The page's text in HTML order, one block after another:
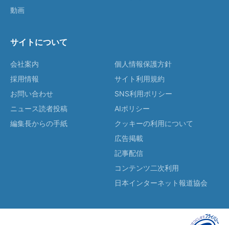
動画
サイトについて
会社案内
採用情報
お問い合わせ
ニュース読者投稿
編集長からの手紙
個人情報保護方針
サイト利用規約
SNS利用ポリシー
AIポリシー
クッキーの利用について
広告掲載
記事配信
コンテンツ二次利用
日本インターネット報道協会